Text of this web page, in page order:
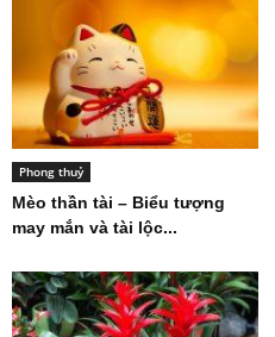
Phong thuỷ
Mèo thần tài – Biểu tượng
may mắn và tài lộc...